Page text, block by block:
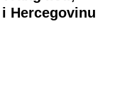
Hercegovinu